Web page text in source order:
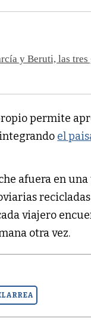
y Beruti, las tres
permite
el
afuera en una
viajero
otra vez.